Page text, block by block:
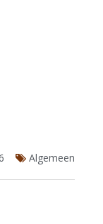
Algemeen